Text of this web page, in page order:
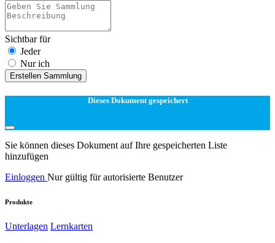
Sichtbar für
Jeder
Nur ich
Erstellen Sammlung
Dieses Dokument gespeichert
Sie können dieses Dokument auf Ihre gespeicherten Liste
hinzufügen
Einloggen Nur gültig für autorisierte Benutzer
Produkte
Unterlagen Lernkarten